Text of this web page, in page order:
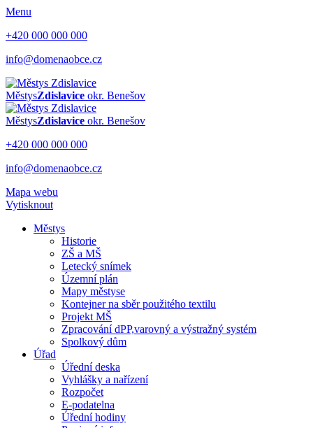
Menu
+420 000 000 000
info@domenaobce.cz
MěstysZdislavice okr. Benešov
MěstysZdislavice okr. Benešov
+420 000 000 000
info@domenaobce.cz
Mapa webu
Vytisknout
Městys
Historie
ZŠ a MŠ
Letecký snímek
Územní plán
Mapy městyse
Kontejner na sběr použitého textilu
Projekt MŠ
Zpracování dPP,varovný a výstražný systém
Spolkový dům
Úřad
Úřední deska
Vyhlášky a nařízení
Rozpočet
E-podatelna
Úřední hodiny